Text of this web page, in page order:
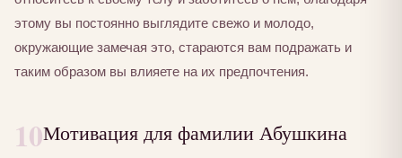
этому вы постоянно выглядите свежо и молодо,
окружающие замечая это, стараются вам подражать и
таким образом вы влияете на их предпочтения.
10Мотивация для фамилии Абушкина